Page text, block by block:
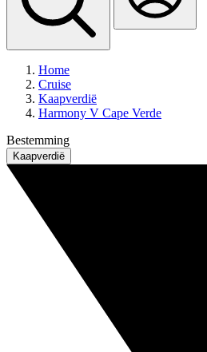
Home
Cruise
Kaapverdië
Harmony V Cape Verde
Bestemming
Kaapverdië